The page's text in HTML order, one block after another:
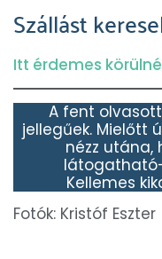
Szállást
Itt érdemes
A fent
jellegűek. Mielőtt
nézz utána,
Kellemes
Fotók: Kristóf Eszter